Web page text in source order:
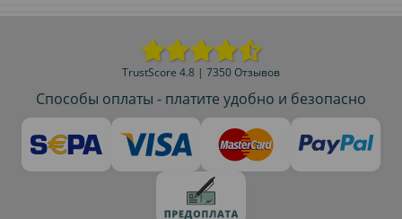
TrustScore 4.8 | 7350 Отзывов
Способы оплаты - платите удобно и безопасно